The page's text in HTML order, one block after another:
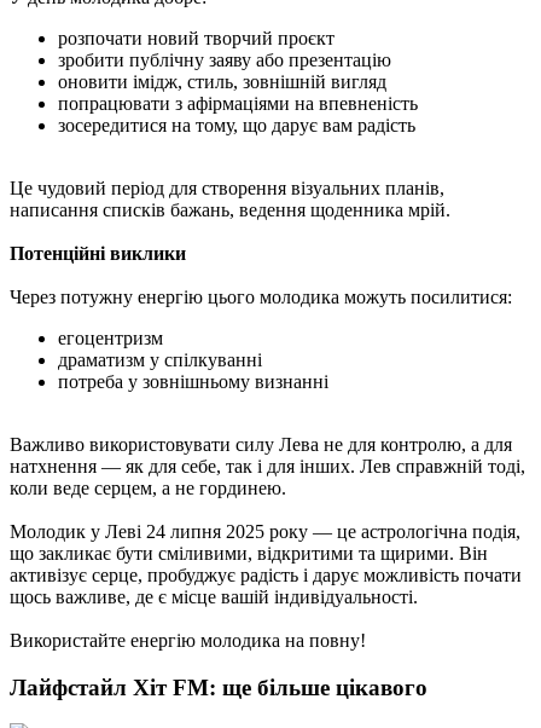
розпочати новий творчий проєкт
зробити публічну заяву або презентацію
оновити імідж, стиль, зовнішній вигляд
попрацювати з афірмаціями на впевненість
зосередитися на тому, що дарує вам радість
Це чудовий період для створення візуальних планів,
написання списків бажань, ведення щоденника мрій.
Потенційні виклики
Через потужну енергію цього молодика можуть посилитися:
егоцентризм
драматизм у спілкуванні
потреба у зовнішньому визнанні
Важливо використовувати силу Лева не для контролю, а для
натхнення — як для себе, так і для інших. Лев справжній тоді,
коли веде серцем, а не гординею.
Молодик у Леві 24 липня 2025 року — це астрологічна подія,
що закликає бути сміливими, відкритими та щирими. Він
активізує серце, пробуджує радість і дарує можливість почати
щось важливе, де є місце вашій індивідуальності.
Використайте енергію молодика на повну!
Лайфстайл Хіт FM: ще більше цікавого